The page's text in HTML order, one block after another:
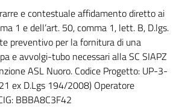
e contestuale affidamento diretto ai
1 e dell’art. 50, comma 1, lett. B, D.lgs.
preventivo per la fornitura di una
e avvolgi-tubo necessari alla SC SIAPZ
ASL Nuoro. Codice Progetto: UP-3-
ex D.Lgs 194/2008) Operatore
BBBA8C3F42